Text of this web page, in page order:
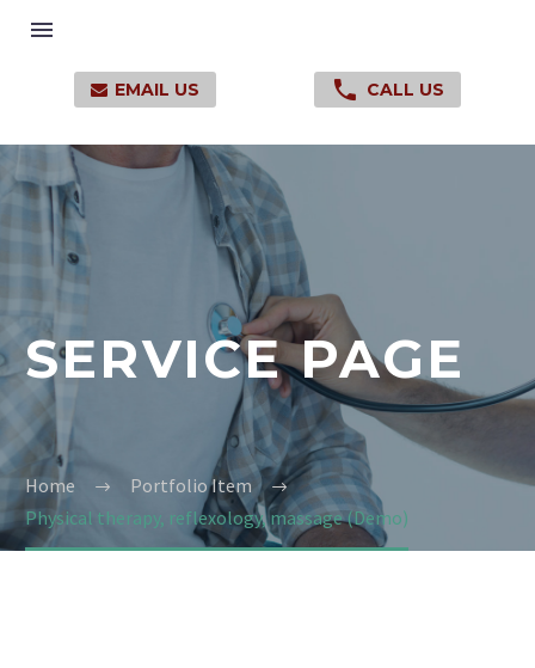
 EMAIL US  CALL US
SERVICE PAGE
Home
Portfolio Item
Physical therapy, reflexology, massage (Demo)